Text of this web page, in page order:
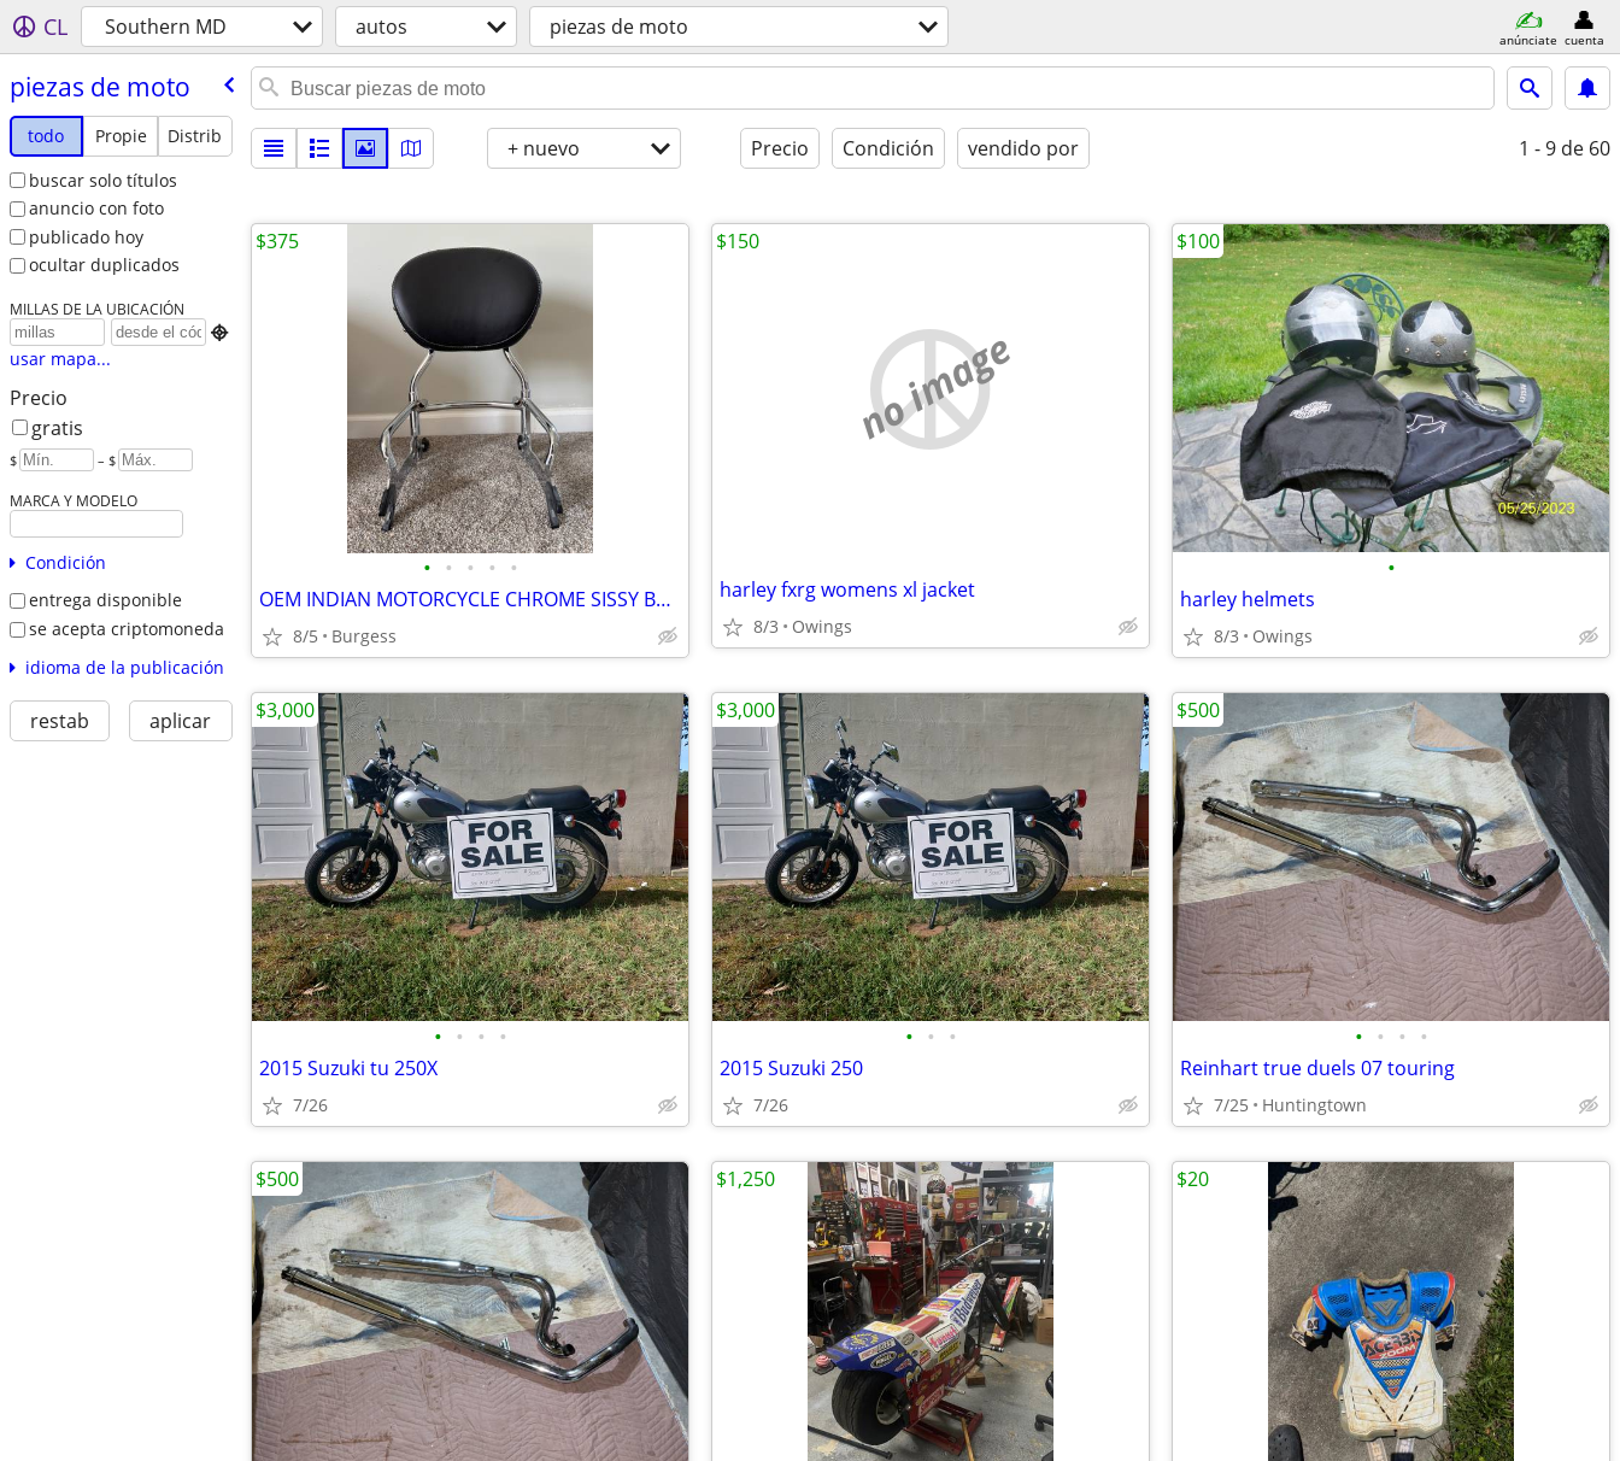
CL Southern MD autos piezas de moto anúnciate cuenta
piezas de moto
todo Propie
Distrib
buscar solo títulos
anuncio con foto
publicado hoy
ocultar duplicados
MILLAS DE LA UBICACIÓN

usar mapa...
Precio
gratis
$ – $
MARCA Y MODELO
Condición
entrega disponible
se acepta criptomoneda
idioma de la publicación
restab aplicar
+ nuevo Precio Condición vendido por 1 - 9 de 60
• • • • •
OEM INDIAN MOTORCYCLE CHROME SISSY BAR AND STUDDED PAD
8/5 Burgess
$375
no image
harley fxrg womens xl jacket
8/3 Owings
$150
•
harley helmets
8/3 Owings
$100
• • • •
2015 Suzuki tu 250X
7/26
$3,000
• • •
2015 Suzuki 250
7/26
$3,000
• • • •
Reinhart true duels 07 touring
7/25 Huntingtown
$500
$500 $1,250 $20